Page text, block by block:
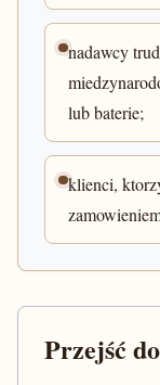
nadawcy
lub baterie;
klienci,
Przejść